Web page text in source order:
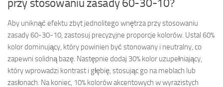
przy stosowaniu zasady 60-30-10?
Aby uniknąć efektu zbyt jednolitego wnętrza przy stosowaniu
zasady 60-30-10, zastosuj precyzyjne proporcje kolorów. Ustal 60%
kolor dominujący, który powinien być stonowany i neutralny, co
zapewni solidną bazę. Następnie dodaj 30% kolor uzupełniający,
który wprowadzi kontrast i głębię, stosując go na meblach lub
zasłonach. Na koniec, 10% kolorów akcentowych w wyrazistych